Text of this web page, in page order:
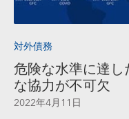
対外債務
危険な水準に達
な協力が不可欠
2022年4月11日